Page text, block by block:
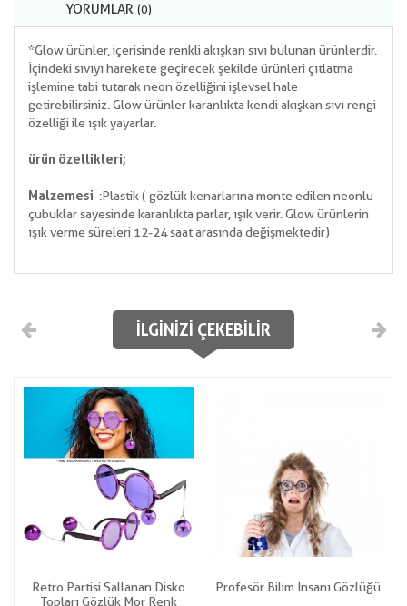
YORUMLAR (0)
*Glow ürünler, içerisinde renkli akışkan sıvı bulunan ürünlerdir.
İçindeki sıvıyı harekete geçirecek şekilde ürünleri çıtlatma
işlemine tabi tutarak neon özelliğini işlevsel hale
getirebilirsiniz. Glow ürünler karanlıkta kendi akışkan sıvı rengi
özelliği ile ışık yayarlar.
ürün özellikleri;
Malzemesi :Plastik ( gözlük kenarlarına monte edilen neonlu
çubuklar sayesinde karanlıkta parlar, ışık verir. Glow ürünlerin
ışık verme süreleri 12-24 saat arasında değişmektedir)
İLGINIZI ÇEKEBILIR
Retro Partisi Sallanan Disko
Topları Gözlük Mor Renk
Profesör Bilim İnsanı Gözlüğü